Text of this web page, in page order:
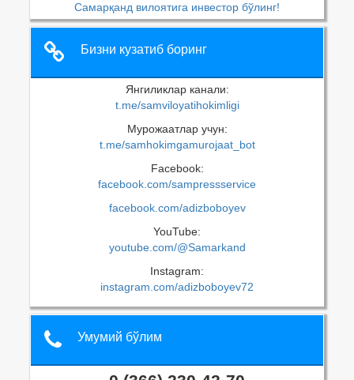
Самарқанд вилоятига инвестор бўлинг!
Бизни кузатиб боринг
Янгиликлар канали:
t.me/samviloyatihokimligi
Мурожаатлар учун:
t.me/samhokimgamurojaat_bot
Facebook:
facebook.com/sampressservice
facebook.com/adizboboyev
YouTube:
youtube.com/@Samarkand
Instagram:
instagram.com/adizboboyev72
Умумий бўлим